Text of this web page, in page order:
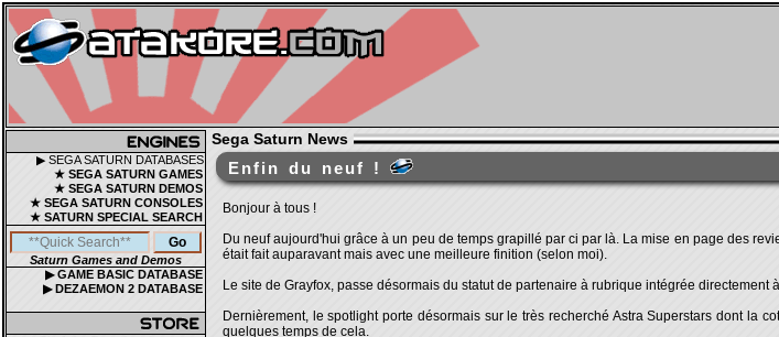
▶ SEGA SATURN DATABASES
★ SEGA SATURN GAMES
★ SEGA SATURN DEMOS
★ SEGA SATURN CONSOLES
★ SATURN SPECIAL SEARCH
Saturn Games and Demos
▶ GAME BASIC DATABASE
▶ DEZAEMON 2 DATABASE
Sega Saturn News
Enfin du neuf !
Bonjour à tous !
Du neuf aujourd'hui grâce à un peu de temps grapillé par ci par là. La mise en page des
était fait auparavant mais avec une meilleure finition (selon moi).
Le site de Grayfox, passe désormais du statut de partenaire à rubrique intégrée directement
Dernièrement, le spotlight porte désormais sur le très recherché Astra Superstars dont la
quelques temps de cela.